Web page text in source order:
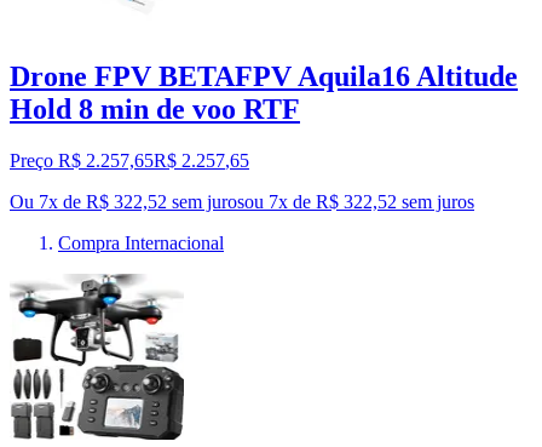
Drone FPV BETAFPV Aquila16 Altitude
Hold 8 min de voo RTF
Preço R$ 2.257,65R$ 2.257,65
Ou 7x de R$ 322,52 sem jurosou 7x de R$ 322,52 sem juros
Compra Internacional